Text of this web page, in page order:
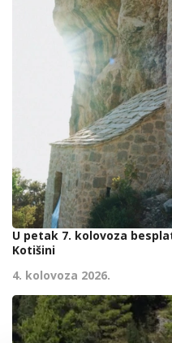
U petak 7. kolovoza
Kotišini
4. kolovoza 2026.